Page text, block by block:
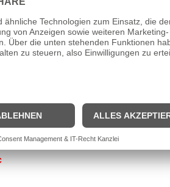
und Höhlen anbieten